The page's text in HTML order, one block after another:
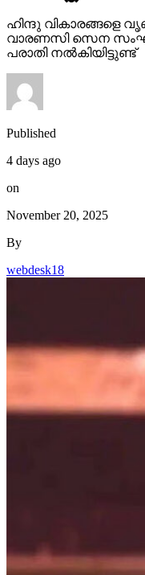
ഹിന്ദു വികാരങ്ങളെ
വാരണസി സെന
പരാതി നല്‍കിയിട്ടുണ്ട്
Published
4 days ago
on
November 20, 2025
By
webdesk18